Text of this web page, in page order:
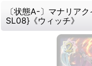
〔状態A-〕マナリア
SL08}《ウィッチ》